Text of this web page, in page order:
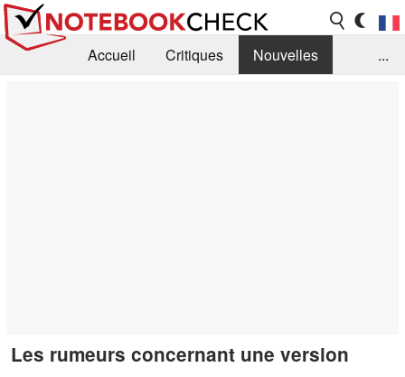
Accueil Critiques
Nouvelles
...
Les rumeurs concernant une version